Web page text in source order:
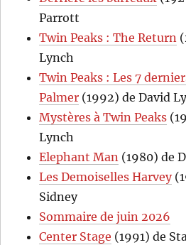
Parrott
Twin Peaks : The Return
Lynch
Twin Peaks : Les 7
Palmer (1992) de David
Mystères à Twin Peaks
Lynch
Elephant Man (1980) de
Les Demoiselles Harvey
Sidney
Sommaire de juin 2026
Center Stage (1991) de